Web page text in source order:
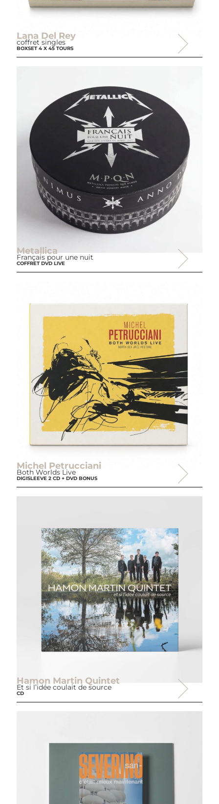
Lana Del Rey
coffret singles
BOXSET 4 X 45 TOURS
Metallica
Français pour une nuit
COFFRET DVD LIVE
Michel Petrucciani
Both Worlds Live
DIGISLEEVE 2 CD + DVD BONUS
Hamon Martin Quintet
Et si l’idée coulait de source
CD